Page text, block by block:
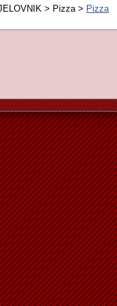
> Pizza > Pizza